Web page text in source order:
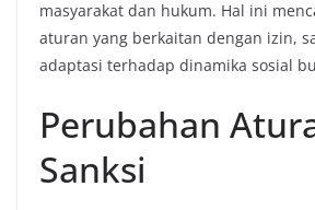
masyarakat dan hukum. Hal ini
aturan yang berkaitan dengan izin,
adaptasi terhadap dinamika sosial
Perubahan
Sanksi